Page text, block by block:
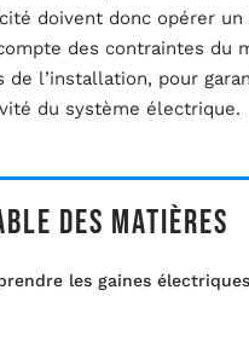
doivent donc opérer un
des contraintes du
de l’installation, pour
du système électrique.
des matières
les gaines